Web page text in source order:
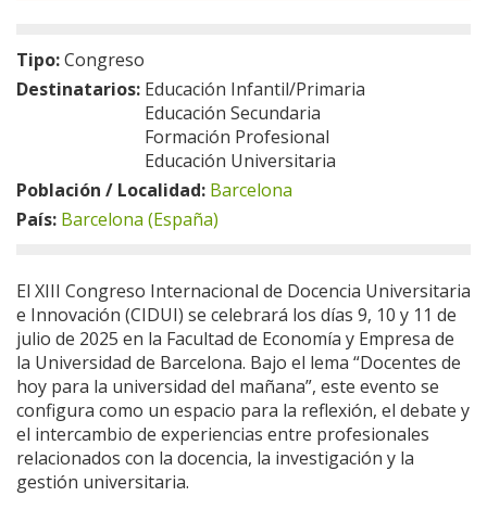
Tipo:Congreso
Destinatarios: Educación Infantil/Primaria
Educación Secundaria
Formación Profesional
Educación Universitaria
Población / Localidad: Barcelona
País: Barcelona (España)
El XIII Congreso Internacional de Docencia Universitaria
e Innovación (CIDUI) se celebrará los días 9, 10 y 11 de
julio de 2025 en la Facultad de Economía y Empresa de
la Universidad de Barcelona. Bajo el lema “Docentes de
hoy para la universidad del mañana”, este evento se
configura como un espacio para la reflexión, el debate y
el intercambio de experiencias entre profesionales
relacionados con la docencia, la investigación y la
gestión universitaria.